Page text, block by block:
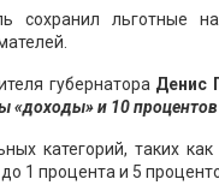
сохранил льготные
губернатора Денис
«доходы» и 10
категорий, таких
1 процента и 5